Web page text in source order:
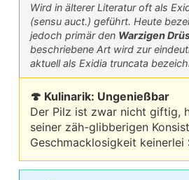
Wird in älterer Literatur oft als
(sensu auct.) geführt. Heute
jedoch primär den Warzigen
beschriebene Art wird zur
aktuell als Exidia truncata
🍄 Kulinarik: Ungenießbar
Der Pilz ist zwar nicht giftig,
seiner zäh-glibberigen
Geschmacklosigkeit keinerlei